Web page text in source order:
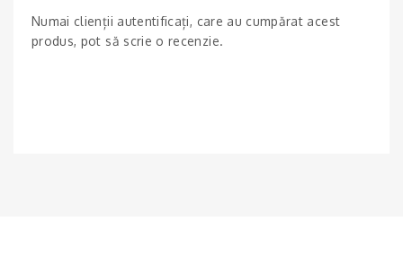
Numai clienții autentificați, care au cumpărat acest
produs, pot să scrie o recenzie.